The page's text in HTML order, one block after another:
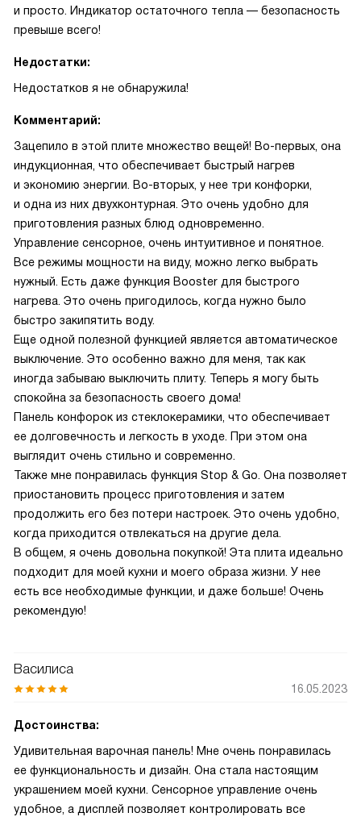
и просто. Индикатор остаточного тепла — безопасность
превыше всего!
Недостатки:
Недостатков я не обнаружила!
Комментарий:
Зацепило в этой плите множество вещей! Во-первых, она
индукционная, что обеспечивает быстрый нагрев
и экономию энергии. Во-вторых, у нее три конфорки,
и одна из них двухконтурная. Это очень удобно для
приготовления разных блюд одновременно.
Управление сенсорное, очень интуитивное и понятное.
Все режимы мощности на виду, можно легко выбрать
нужный. Есть даже функция Booster для быстрого
нагрева. Это очень пригодилось, когда нужно было
быстро закипятить воду.
Еще одной полезной функцией является автоматическое
выключение. Это особенно важно для меня, так как
иногда забываю выключить плиту. Теперь я могу быть
спокойна за безопасность своего дома!
Панель конфорок из стеклокерамики, что обеспечивает
ее долговечность и легкость в уходе. При этом она
выглядит очень стильно и современно.
Также мне понравилась функция Stop & Go. Она позволяет
приостановить процесс приготовления и затем
продолжить его без потери настроек. Это очень удобно,
когда приходится отвлекаться на другие дела.
В общем, я очень довольна покупкой! Эта плита идеально
подходит для моей кухни и моего образа жизни. У нее
есть все необходимые функции, и даже больше! Очень
рекомендую!
Василиса
16.05.2023
Достоинства:
Удивительная варочная панель! Мне очень понравилась
ее функциональность и дизайн. Она стала настоящим
украшением моей кухни. Сенсорное управление очень
удобное, а дисплей позволяет контролировать все